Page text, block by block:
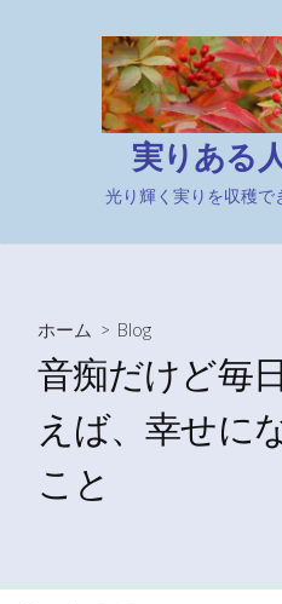
実りある
光り輝く実りを収穫で
ホーム > Blog
音痴だけど毎
えば、幸せに
こと